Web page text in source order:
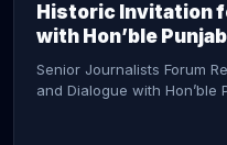
Historic Invitation
with Hon’ble
Senior Journalists Forum
and Dialogue with Hon’ble